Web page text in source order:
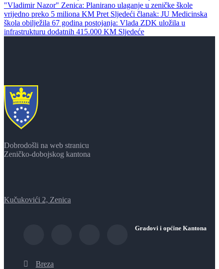
"Vladimir Nazor" Zenica: Planirano ulaganje u zeničke škole
vrijedno preko 5 miliona KM Pret Sljedeći članak: JU Medicinska
škola obilježila 67 godina postojanja: Vlada ZDK uložila u
infrastrukturu dodatnih 415.000 KM Sljedeće
Dobrodošli na web stranicu
Zeničko-dobojskog kantona
Kučukovići 2, Zenica
Gradovi i općine Kantona
Breza